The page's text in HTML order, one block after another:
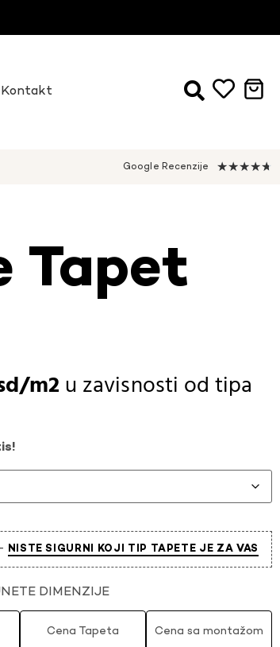
Kontakt
Google Recenzije ★★★★★
Tapet
u zavisnosti od tipa
- NISTE SIGURNI KOJI TIP TAPETE JE ZA VAS
DIMENZIJE
Cena Tapeta Cena sa montažom